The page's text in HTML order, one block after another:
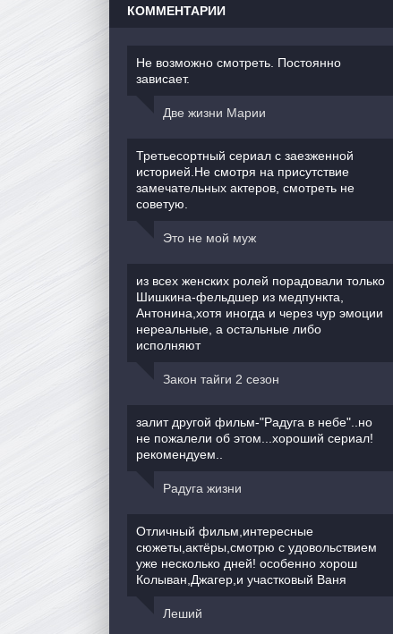
КОММЕНТАРИИ
Не возможно смотреть. Постоянно
зависает.
Две жизни Марии
Третьесортный сериал с заезженной
историей.Не смотря на присутствие
замечательных актеров, смотреть не
советую.
Это не мой муж
из всех женских ролей порадовали только
Шишкина-фельдшер из медпункта,
Антонина,хотя иногда и через чур эмоции
нереальные, а остальные либо
исполняют
Закон тайги 2 сезон
залит другой фильм-"Радуга в небе"..но
не пожалели об этом...хороший сериал!
рекомендуем..
Радуга жизни
Отличный фильм,интересные
сюжеты,актёры,смотрю с удовольствием
уже несколько дней! особенно хорош
Колыван,Джагер,и участковый Ваня
Леший